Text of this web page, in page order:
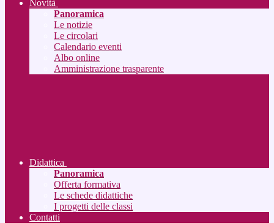
Novità
Panoramica
Le notizie
Le circolari
Calendario eventi
Albo online
Amministrazione trasparente
Didattica
Panoramica
Offerta formativa
Le schede didattiche
I progetti delle classi
Contatti